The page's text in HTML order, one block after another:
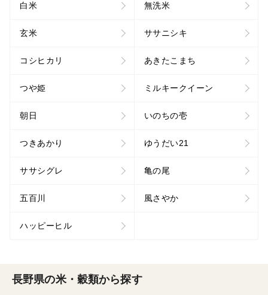
白米 無洗米
玄米 ササニシキ
コシヒカリ あきたこまち
つや姫 ミルキークイーン
朝日 いのちの壱
つきあかり ゆうだい21
ササシグレ 亀の尾
五百川 風さやか
ハッピーヒル
長野県の米・穀類から探す